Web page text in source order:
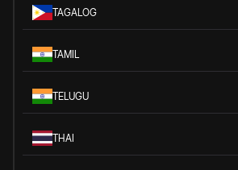
TAGALOG
TAMIL
TELUGU
THAI